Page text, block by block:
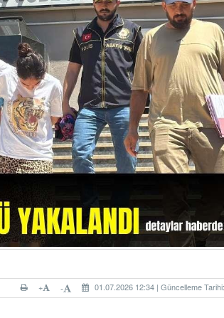
01.07.2026 12:34 | Güncelleme
-
+